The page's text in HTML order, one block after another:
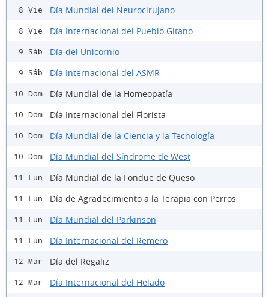
8 Vie Día Mundial del Neurocirujano
8 Vie Día Internacional del Pueblo Gitano
9 Sáb Día del Unicornio
9 Sáb Día Internacional del ASMR
10 Dom Día Mundial de la Homeopatía
10 Dom Día Internacional del Florista
10 Dom Día Mundial de la Ciencia y la Tecnología
10 Dom Día Mundial del Síndrome de West
11 Lun Día Mundial de la Fondue de Queso
11 Lun Día de Agradecimiento a la Terapia con Perros
11 Lun Día Mundial del Parkinson
11 Lun Día Internacional del Remero
12 Mar Día del Regaliz
12 Mar Día Internacional del Helado